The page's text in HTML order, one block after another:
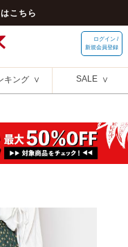
こちら
ログイン /
新規会員登録
キング SALE